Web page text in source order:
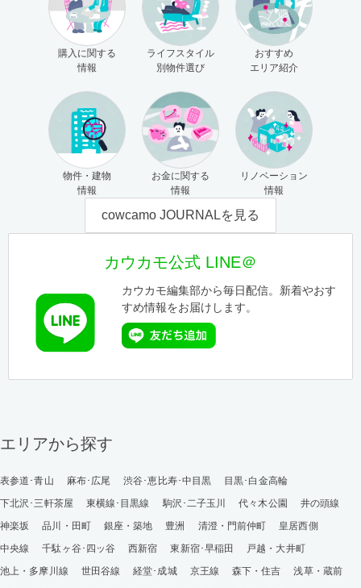
購入に関する
情報
ライフスタイル
別物件選び
おすすめ
エリア紹介
物件・建物
情報
お金に関する
情報
リノベーション
情報
cowcamo JOURNALを見る
カウカモ公式 LINE＠
カウカモ編集部から毎日配信。新着やおす
すめ情報をお届けします。
エリアから探す
表参道･青山 麻布･広尾 渋谷･恵比寿･中目黒
目黒･白金高輪
下北沢･三軒茶屋
東横線･目黒線 駒沢･二子玉川 代々木公園
井の頭線
神楽坂
品川・田町 銀座・築地 豊洲 清澄・門前仲町
皇居西側
中央線
千駄ヶ谷･四ッ谷 西新宿 東新宿･早稲田
戸越・大井町
池上・多摩川線
世田谷線 経堂･成城 京王線 森下・住吉
浅草・蔵前